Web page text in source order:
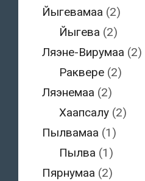
Йыгевамаа (2)
Йыгева (2)
Ляэне-Вирумаа (2)
Раквере (2)
Ляэнемаа (2)
Хаапсалу (2)
Пылвамаа (1)
Пылва (1)
Пярнумаа (2)